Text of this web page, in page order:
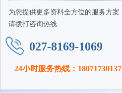
为您提供更多资料全方位的服务方案
请拨打咨询热线
027-8169-1069
24小时服务热线：18071730137